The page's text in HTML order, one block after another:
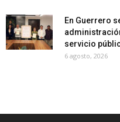
En Guerrero
servicio
6 agosto, 2026